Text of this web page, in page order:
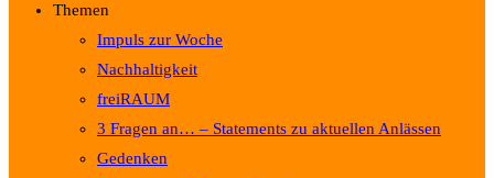
Themen
Impuls zur Woche
Nachhaltigkeit
freiRAUM
3 Fragen an… – Statements zu aktuellen Anlässen
Gedenken